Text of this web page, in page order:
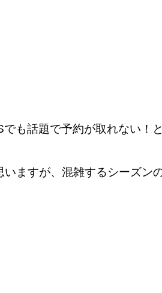
でも話題で予約が取れない！
ますが、混雑するシーズン